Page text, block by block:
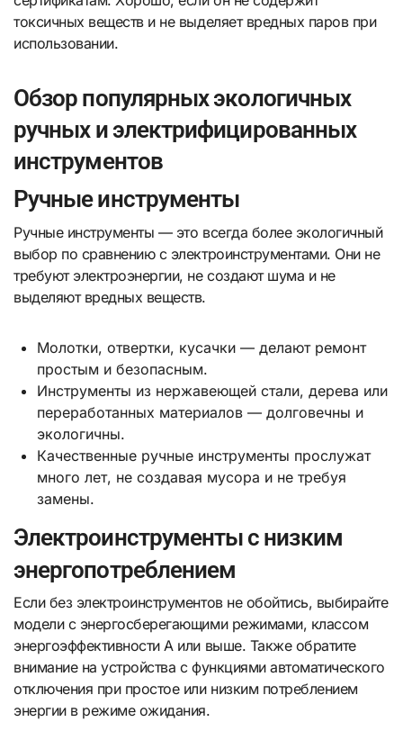
токсичных веществ и не выделяет вредных паров при
использовании.
Обзор популярных экологичных
ручных и электрифицированных
инструментов
Ручные инструменты
Ручные инструменты — это всегда более экологичный
выбор по сравнению с электроинструментами. Они не
требуют электроэнергии, не создают шума и не
выделяют вредных веществ.
Молотки, отвертки, кусачки — делают ремонт
простым и безопасным.
Инструменты из нержавеющей стали, дерева или
переработанных материалов — долговечны и
экологичны.
Качественные ручные инструменты прослужат
много лет, не создавая мусора и не требуя
замены.
Электроинструменты с низким
энергопотреблением
Если без электроинструментов не обойтись, выбирайте
модели с энергосберегающими режимами, классом
энергоэффективности A или выше. Также обратите
внимание на устройства с функциями автоматического
отключения при простое или низким потреблением
энергии в режиме ожидания.